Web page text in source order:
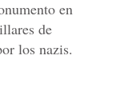
en
de
los nazis.